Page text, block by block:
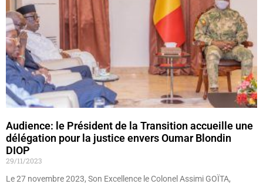
Audience: le Président de la Transition accueille une
délégation pour la justice envers Oumar Blondin
DIOP
29/11/2023
Le 27 novembre 2023, Son Excellence le Colonel Assimi GOÏTA,